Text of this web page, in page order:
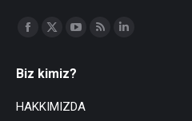
Find us on:
Biz kimiz?
HAKKIMIZDA